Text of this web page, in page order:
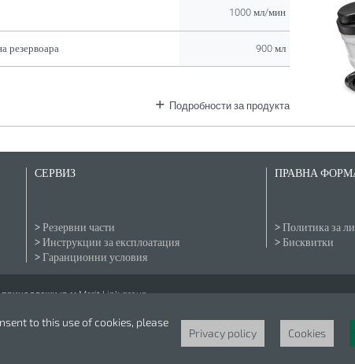
1000 мл/мин
резервоара 900 мл
Подробности за продукта
СЕРВИЗ
Резервни части
Инструкции за експлоатация
Гаранционни условия
ПРАВНА
Политика за
Бисквитки
принадлежи към Merit Link group.
to this use of cookies, please
Privacy policy Cookies